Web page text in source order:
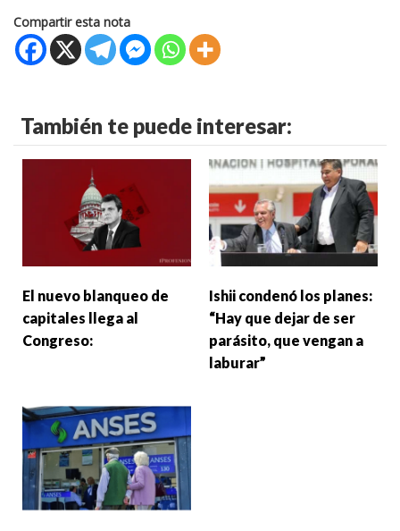
Compartir esta nota
También te puede interesar:
El nuevo blanqueo de
capitales llega al
Congreso:
Ishii condenó los planes:
“Hay que dejar de ser
parásito, que vengan a
laburar”